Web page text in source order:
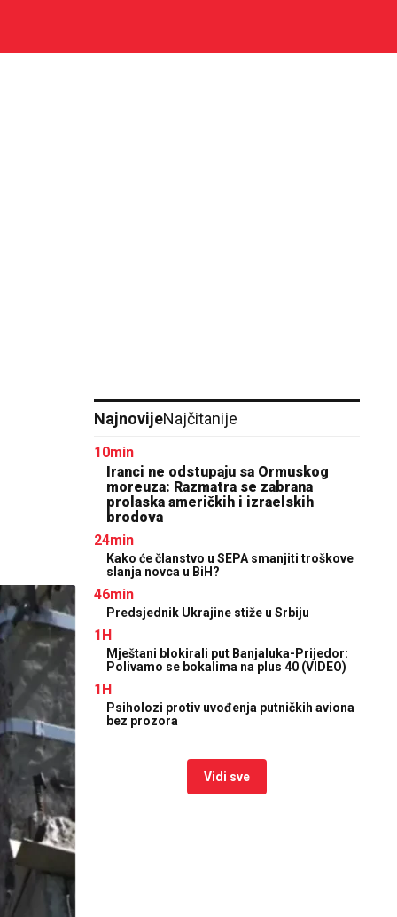
NajnovijeNajčitanije
10min
Iranci ne odstupaju sa Ormuskog
moreuza: Razmatra se zabrana
prolaska američkih i izraelskih
brodova
24min
Kako će članstvo u SEPA smanjiti troškove
slanja novca u BiH?
46min
Predsjednik Ukrajine stiže u Srbiju
1H
Mještani blokirali put Banjaluka-Prijedor:
Polivamo se bokalima na plus 40 (VIDEO)
1H
Psiholozi protiv uvođenja putničkih aviona
bez prozora
Vidi sve